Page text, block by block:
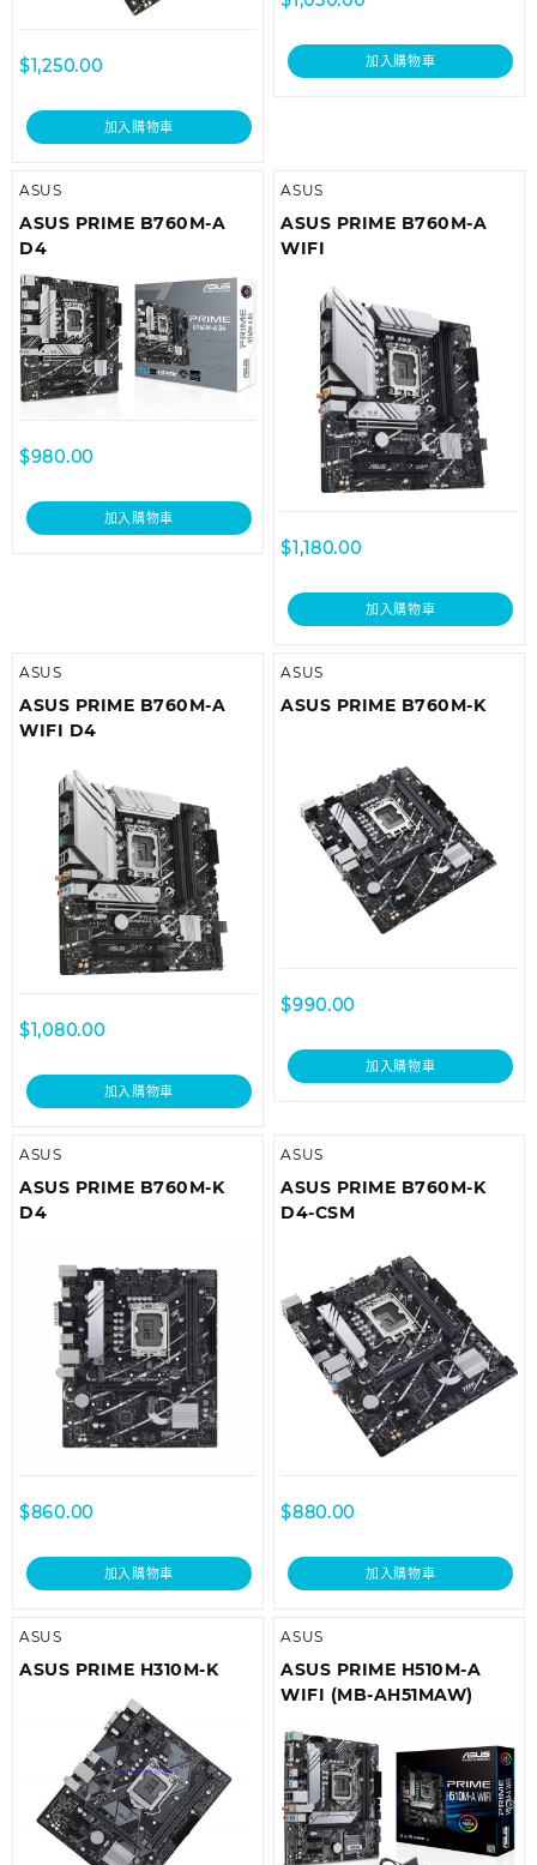
$1,250.00
加入購物車
加入購物車
ASUS
ASUS PRIME B760M-A
D4
$980.00
加入購物車
ASUS
ASUS PRIME B760M-A
WIFI
$1,180.00
加入購物車
ASUS
ASUS PRIME B760M-A
WIFI D4
$1,080.00
加入購物車
ASUS
ASUS PRIME B760M-K
$990.00
加入購物車
ASUS
ASUS PRIME B760M-K
D4
$860.00
加入購物車
ASUS
ASUS PRIME B760M-K
D4-CSM
$880.00
加入購物車
ASUS
ASUS PRIME H310M-K
ASUS
ASUS PRIME H510M-A
WIFI (MB-AH51MAW)